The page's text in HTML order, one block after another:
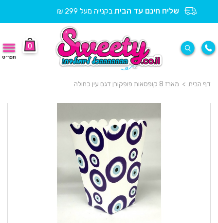
שליח חינם עד הבית בקנייה מעל 299 ₪
0
תפריט
דף הבית > מארז 8 קופסאות פופקורן דגם עין כחולה